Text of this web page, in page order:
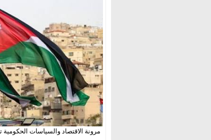
مرونة الاقتصاد والسياسات